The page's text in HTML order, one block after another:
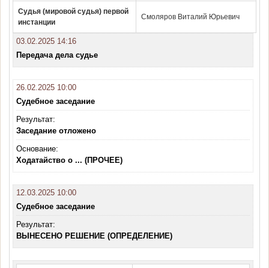
Судья (мировой судья) первой
инстанции
Смоляров Виталий Юрьевич
03.02.2025 14:16
Передача дела судье
26.02.2025 10:00
Судебное заседание
Результат:
Заседание отложено
Основание:
Ходатайство о ... (ПРОЧЕЕ)
12.03.2025 10:00
Судебное заседание
Результат:
ВЫНЕСЕНО РЕШЕНИЕ (ОПРЕДЕЛЕНИЕ)